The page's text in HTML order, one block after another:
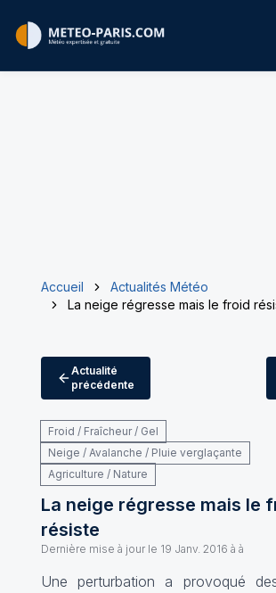
Accueil
Actualités Météo
La neige régresse mais le froid
Actualité
précédente
Froid / Fraîcheur / Gel
Neige / Avalanche / Pluie verglaçante
Agriculture / Nature
La neige régresse mais le
résiste
Dernière mise à jour le 19 Janv. 2016 à à
Une perturbation a provoqué